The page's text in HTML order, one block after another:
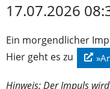
17.07.2026
Ein morgendlicher
Hier geht es zu
Hinweis: Der Impuls